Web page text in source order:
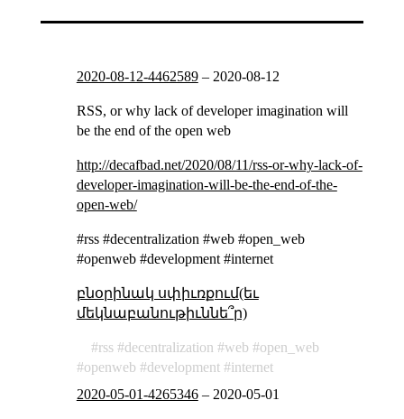
2020-08-12-4462589– 2020-08-12
RSS, or why lack of developer imagination will
be the end of the open web
http://decafbad.net/2020/08/11/rss-or-why-lack-of-
developer-imagination-will-be-the-end-of-the-
open-web/
#rss #decentralization #web #open_web
#openweb #development #internet
բնօրինակ սփիւռքում(եւ
մեկնաբանութիւննե՞ր)
rss decentralization web
open_web
openweb
development
internet
2020-05-01-4265346– 2020-05-01